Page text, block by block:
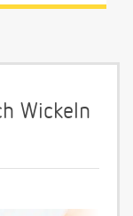
Wickeln